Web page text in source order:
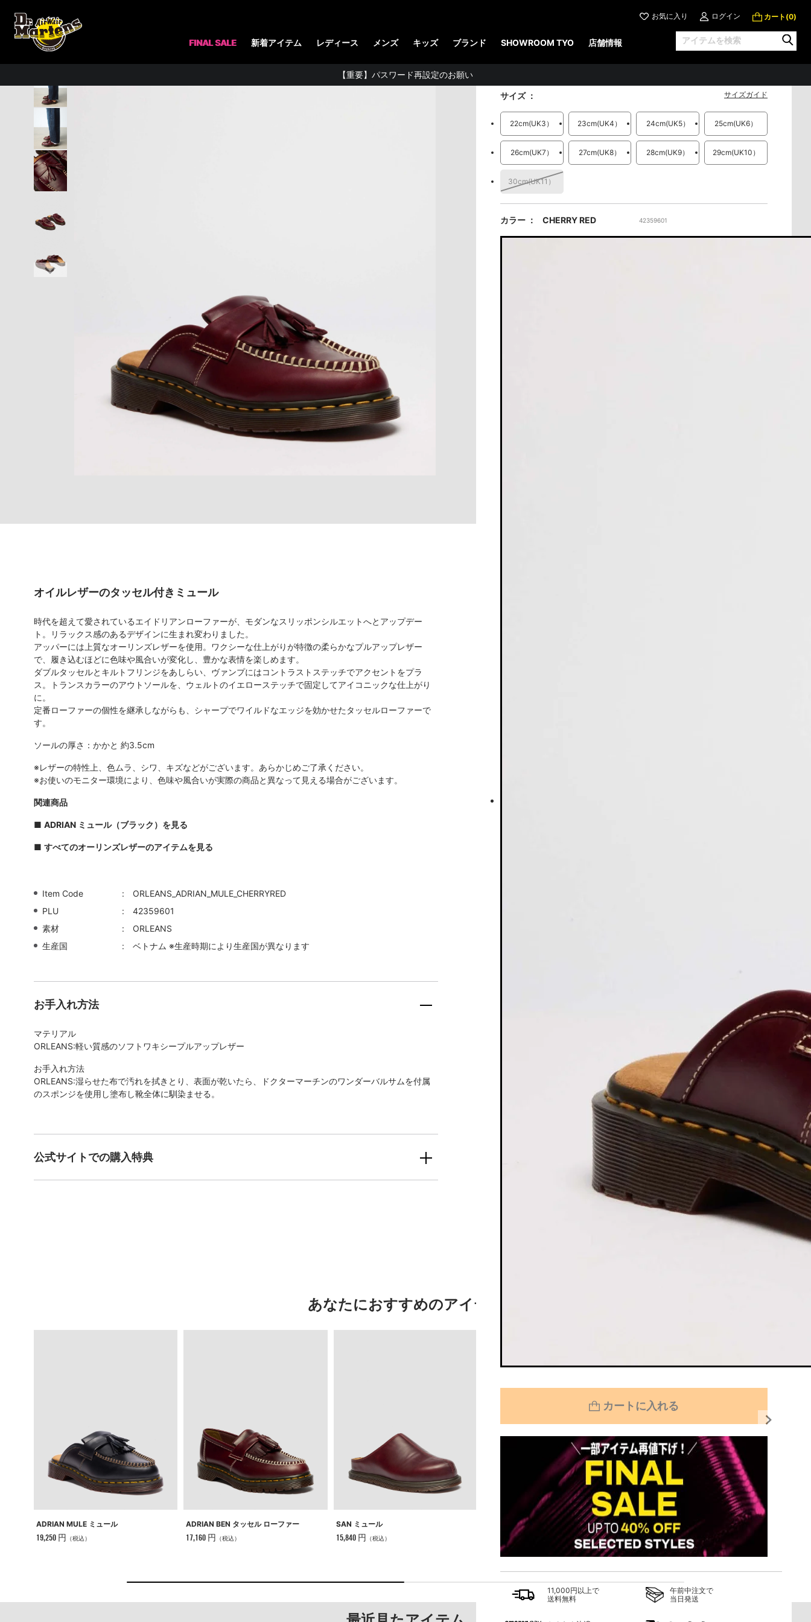
お気に入り ログイン カート(0)
FINAL SALE 新着アイテム レディース メンズ キッズ ブランド SHOWROOM TYO 店舗情報
【重要】パスワード再設定のお願い
ドクターマーチン製品のコピー品にご注意ください。
ドクターマーチン公式アプリをダウンロード！
27,500 円（税込） 16,500 円
サイズ サイズガイド
22cm(UK3） 23cm(UK4） 24cm(UK5） 25cm(UK6）
26cm(UK7） 27cm(UK8） 28cm(UK9） 29cm(UK10）
30cm(UK11）
カラー CHERRY RED 42359601
カートに入れる
11,000円以上で
送料無料
午前中注文で
当日発送
オイルレザーのタッセル付きミュール
時代を超えて愛されているエイドリアンローファーが、モダンなスリッポンシルエットへとアップデー
ト。リラックス感のあるデザインに生まれ変わりました。
アッパーには上質なオーリンズレザーを使用。ワクシーな仕上がりが特徴の柔らかなプルアップレザー
で、履き込むほどに色味や風合いが変化し、豊かな表情を楽しめます。
ダブルタッセルとキルトフリンジをあしらい、ヴァンプにはコントラストステッチでアクセントをプラ
ス。トランスカラーのアウトソールを、ウェルトのイエローステッチで固定してアイコニックな仕上がり
に。
定番ローファーの個性を継承しながらも、シャープでワイルドなエッジを効かせたタッセルローファーで
す。
ソールの厚さ：かかと 約3.5cm
※レザーの特性上、色ムラ、シワ、キズなどがございます。あらかじめご了承ください。
※お使いのモニター環境により、色味や風合いが実際の商品と異なって見える場合がございます。
関連商品
■ ADRIAN ミュール（ブラック）を見る
■ すべてのオーリンズレザーのアイテムを見る
Item Code
ORLEANS_ADRIAN_MULE_CHERRYRED
PLU
42359601
素材
ORLEANS
生産国
ベトナム ※生産時期により生産国が異なります
お手入れ方法
マテリアル
ORLEANS:軽い質感のソフトワキシープルアップレザー
お手入れ方法
ORLEANS:湿らせた布で汚れを拭きとり、表面が乾いたら、ドクターマーチンのワンダーバルサムを付属
のスポンジを使用し塗布し靴全体に馴染ませる。
公式サイトでの購入特典
あなたにおすすめのアイテム
ADRIAN MULE ミュール
19,250 円 （税込）
ADRIAN BEN タッセル ローファー
17,160 円 （税込）
SAN ミュール
15,840 円 （税込）
ADRIAN BEN タッセル ローファー
28,600 円（税込）
【WEB限定】SAN ミュール
20,020 円 （税込）